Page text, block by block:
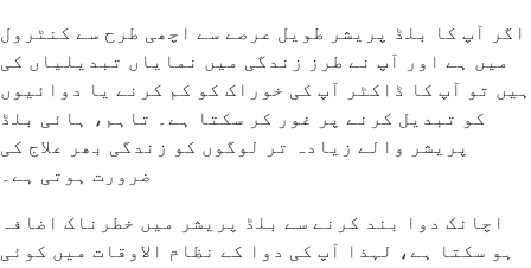
اگر آپ کا بلڈ پریشر طویل عرصے سے اچھی طرح سے کنٹرول
میں ہے اور آپ نے طرز زندگی میں نمایاں تبدیلیاں کی
ہیں تو آپ کا ڈاکٹر آپ کی خوراک کو کم کرنے یا دوائیوں
کو تبدیل کرنے پر غور کر سکتا ہے۔ تاہم، ہائی بلڈ
پریشر والے زیادہ تر لوگوں کو زندگی بھر علاج کی
ضرورت ہوتی ہے۔
اچانک دوا بند کرنے سے بلڈ پریشر میں خطرناک اضافہ
ہو سکتا ہے، لہذا آپ کی دوا کے نظام الاوقات میں کوئی